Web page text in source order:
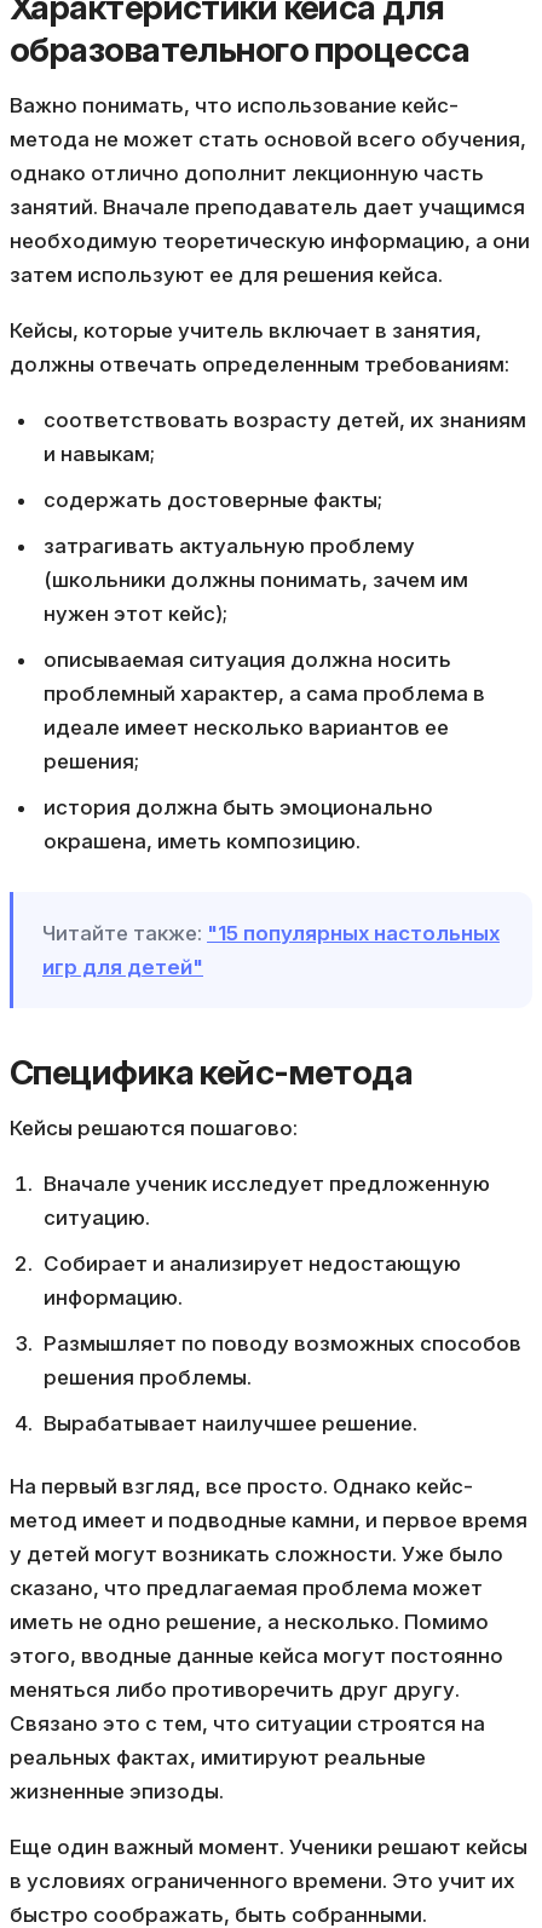
образовательного процесса
Важно понимать, что использование кейс-
метода не может стать основой всего обучения,
однако отлично дополнит лекционную часть
занятий. Вначале преподаватель дает учащимся
необходимую теоретическую информацию, а они
затем используют ее для решения кейса.
Кейсы, которые учитель включает в занятия,
должны отвечать определенным требованиям:
соответствовать возрасту детей, их знаниям
и навыкам;
содержать достоверные факты;
затрагивать актуальную проблему
(школьники должны понимать, зачем им
нужен этот кейс);
описываемая ситуация должна носить
проблемный характер, а сама проблема в
идеале имеет несколько вариантов ее
решения;
история должна быть эмоционально
окрашена, иметь композицию.
Читайте также: "15 популярных настольных
игр для детей"
Специфика кейс-метода
Кейсы решаются пошагово:
Вначале ученик исследует предложенную
ситуацию.
Собирает и анализирует недостающую
информацию.
Размышляет по поводу возможных способов
решения проблемы.
Вырабатывает наилучшее решение.
На первый взгляд, все просто. Однако кейс-
метод имеет и подводные камни, и первое время
у детей могут возникать сложности. Уже было
сказано, что предлагаемая проблема может
иметь не одно решение, а несколько. Помимо
этого, вводные данные кейса могут постоянно
меняться либо противоречить друг другу.
Связано это с тем, что ситуации строятся на
реальных фактах, имитируют реальные
жизненные эпизоды.
Еще один важный момент. Ученики решают кейсы
в условиях ограниченного времени. Это учит их
быстро соображать, быть собранными.